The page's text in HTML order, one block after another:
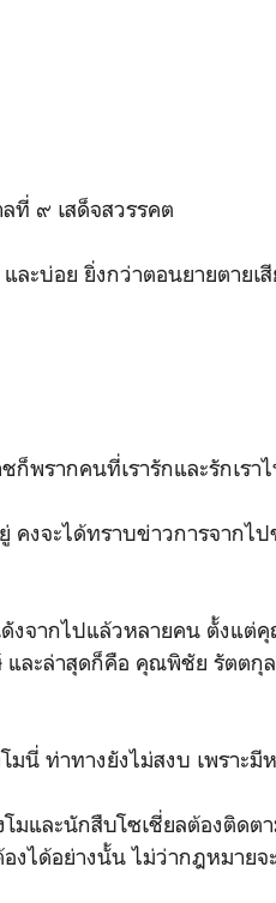
ที่ ๙ เสด็จสวรรคต
ะบ่อย ยิ่งกว่าตอนยายตายเ
พรากคนที่เรารักและรักเรา
งจะได้ทราบข่าวการจากไ
จากไปแล้วหลายคน ตั้งแต่
และล่าสุดก็คือ คุณพิชัย รัตตกุล
ท่าทางยังไม่สงบ เพราะมี
และนักสืบโซเชี่ยลต้องติดต
งได้อย่างนั้น ไม่ว่ากฎหมายจ